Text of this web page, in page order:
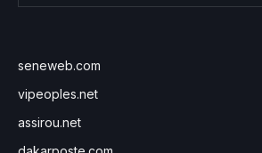
seneweb.com
vipeoples.net
assirou.net